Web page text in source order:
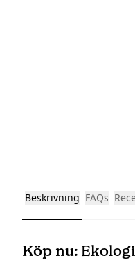
Beskrivning FAQs
Köp nu: